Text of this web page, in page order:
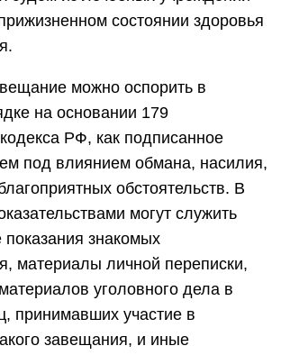
состоянии здоровья
можно оспорить в
на основании 179
РФ, как подписанное
под влиянием обмана, насилия,
обстоятельств. В
могут служить
показания знакомых
материалы личной переписки,
уголовного дела в
принимавших участие в
завещания, и иные